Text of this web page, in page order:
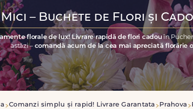
– Buchete de Flori și
florale de lux! Livrare rapidă de flori cadou în
astăzi – comandă acum de la cea mai apreciată florărie
Comanzi simplu și rapid! Livrare Garantata Prahova